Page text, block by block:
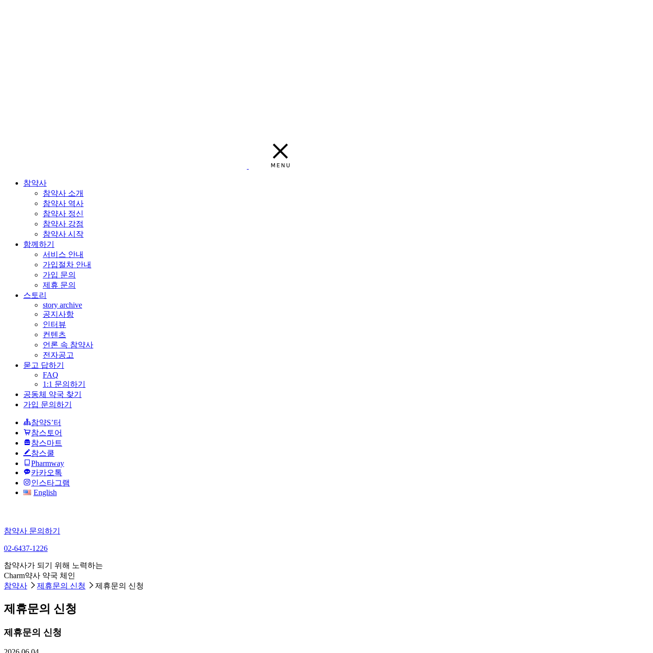
참약사
참약사 소개
참약사 역사
참약사 정신
참약사 강점
참약사 시작
함께하기
서비스 안내
가입절차 안내
가입 문의
제휴 문의
스토리
story archive
공지사항
인터뷰
컨텐츠
언론 속 참약사
전자공고
묻고 답하기
FAQ
1:1 문의하기
공동체 약국 찾기
가입 문의하기
참약S’터
참스토어
참스마트
참스쿨
Pharmway
카카오톡
인스타그램
English
참약사 문의하기
02-6437-1226
참약사가 되기 위해 노력하는
Charm약사 약국 체인
참약사
제휴문의 신청 제휴문의 신청
제휴문의 신청
제휴문의 신청